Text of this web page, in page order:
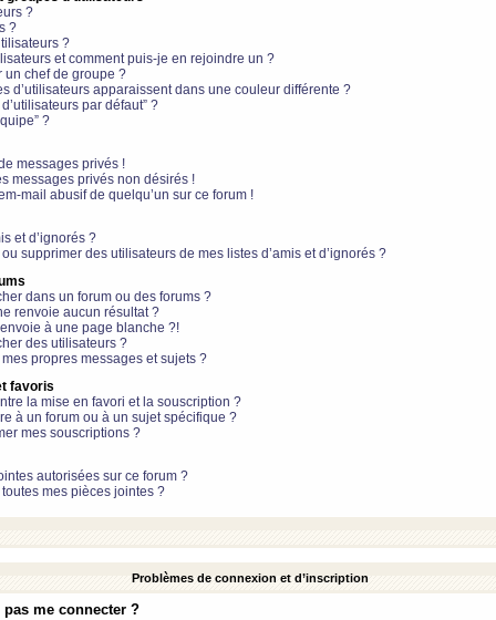
?
?
?
et comment puis-je en rejoindre un ?
un chef de groupe ?
d’utilisateurs apparaissent dans une couleur différente ?
par défaut” ?
?
messages privés !
messages privés non désirés !
mail abusif de quelqu’un sur ce forum !
et d’ignorés ?
supprimer des utilisateurs de mes listes d’amis et d’ignorés ?
dans un forum ou des forums ?
renvoie aucun résultat ?
à une page blanche ?!
des utilisateurs ?
propres messages et sujets ?
favoris
la mise en favori et la souscription ?
à un forum ou à un sujet spécifique ?
mes souscriptions ?
autorisées sur ce forum ?
mes pièces jointes ?
Problèmes de connexion et d’inscription
me connecter ?